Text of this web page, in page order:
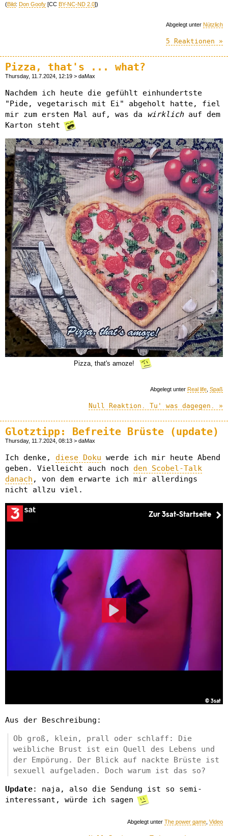
(Bild: Don Goofy [CC BY-NC-ND 2.0])
Abgelegt unter Nützlich
5 Reaktionen »
Pizza, that's ... what?
Thursday, 11.7.2024, 12:19 > daMax
Nachdem ich heute die gefühlt einhundertste
"Pide, vegetarisch mit Ei" abgeholt hatte, fiel
mir zum ersten Mal auf, was da
wirklich auf dem
Karton steht
Pizza, that's amoze!
Abgelegt unter Real life Spaß
Null Reaktion. Tu' was dagegen. »
Glotztipp: Befreite Brüste (update)
Thursday, 11.7.2024, 08:13 > daMax
Ich denke, diese Doku werde ich mir heute Abend
geben. Vielleicht auch noch den Scobel-Talk
danach , von dem erwarte ich mir allerdings
nicht allzu viel.
Aus der Beschreibung:
Ob groß, klein, prall oder schlaff: Die
weibliche Brust ist ein Quell des Lebens und
der Empörung. Der Blick auf nackte Brüste ist
sexuell aufgeladen. Doch warum ist das so?
Update: naja, also die Sendung ist so semi-
interessant, würde ich sagen
Abgelegt unter The power game, Video